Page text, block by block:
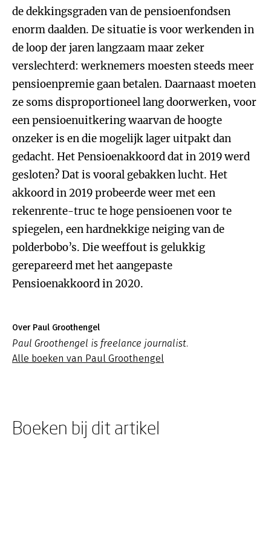
de dekkingsgraden van de pensioenfondsen
enorm daalden. De situatie is voor werkenden in
de loop der jaren langzaam maar zeker
verslechterd: werknemers moesten steeds meer
pensioenpremie gaan betalen. Daarnaast moeten
ze soms disproportioneel lang doorwerken, voor
een pensioenuitkering waarvan de hoogte
onzeker is en die mogelijk lager uitpakt dan
gedacht. Het Pensioenakkoord dat in 2019 werd
gesloten? Dat is vooral gebakken lucht. Het
akkoord in 2019 probeerde weer met een
rekenrente-truc te hoge pensioenen voor te
spiegelen, een hardnekkige neiging van de
polderbobo’s. Die weeffout is gelukkig
gerepareerd met het aangepaste
Pensioenakkoord in 2020.
Over Paul Groothengel
Paul Groothengel is freelance journalist.
Alle boeken van Paul Groothengel
Boeken bij dit artikel